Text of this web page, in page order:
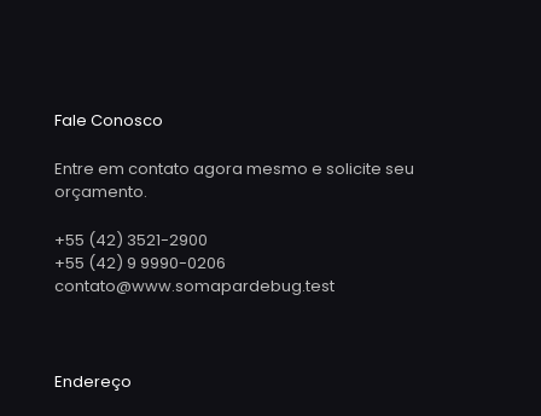
Fale Conosco
Entre em contato agora mesmo e solicite seu
orçamento.
+55 (42) 3521-2900
+55 (42) 9 9990-0206
contato@www.somapardebug.test
Endereço